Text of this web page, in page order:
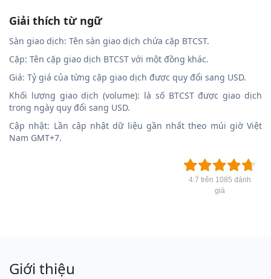
Giải thích từ ngữ
Sàn giao dịch: Tên sàn giao dịch chứa cặp BTCST.
Cặp: Tên cặp giao dịch BTCST với một đồng khác.
Giá: Tỷ giá của từng cặp giao dịch được quy đổi sang USD.
Khối lượng giao dịch (volume): là số BTCST được giao dịch
trong ngày quy đổi sang USD.
Cập nhật: Lần cập nhật dữ liệu gần nhất theo múi giờ Việt
Nam GMT+7.
4.7 trên 1085 đánh
giá
Giới thiệu